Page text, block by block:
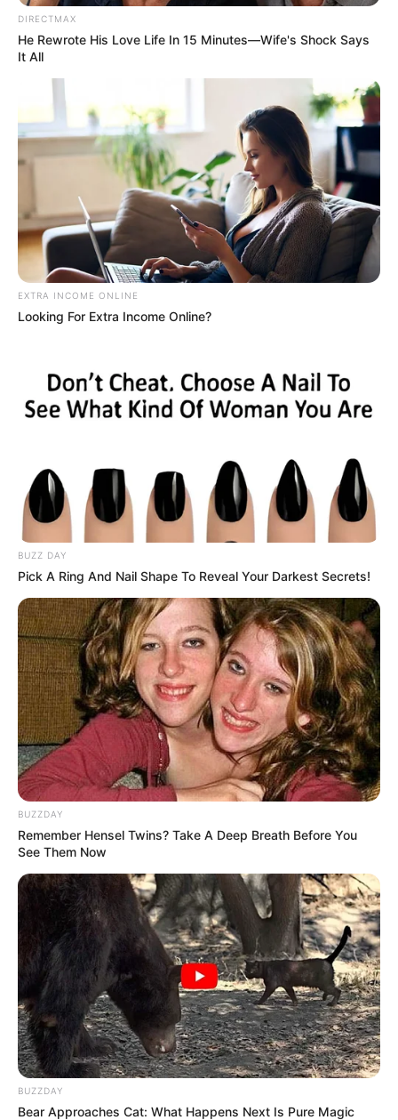
ดูดวงคนเกิดวันอาทิตย์
ดวงการงาน
งานต้องเดินทางและเหนื่อยมากในวันนี้ สิ่ง
เดียวที่จะทำให้ผ่านไปได้คือการอดทน
ดวงการเงินเงินยังไม่นิ่ง มีเรื่องต้องใช้จ่ายอยู่ตลอด เงิน
เข้ามาแล้วออกไป
คนโสด ยังคงโสด ยังไม่มีใครเข้ามาสนใจ
คนมีคู่ ให้ระวังอาจมีปัญหากันเพราะเรื่องเงิน
ดูดวงคนเกิดวันจันทร์
งาน หรือต้องขอคำแนะนำจากเพื่อนฝูงหรือสังคม
ดวงการเงินเงินที่คิดหรือที่คาดหวังไว้ จะได้ตามที่คิด หรือ
คนโสด เพื่อนแนะนำคนให้รู้จัก คนมีคู่ ช่วย
เหลือกันได้ดีในวันนี้ไม่มีปัญหา
ดูดวงคนเกิดวันอังคาร
ดวงการงานงานถึงแม้ว่าจะคิดเยอะคิดมาก หรือว่ามีการ
วางแผนงาน แต่ก็ค่อนข้างผ่านไปด้วยดี
ดวงการเงินเงินที่ไม่คิดว่าจะได้ก็ได้ เช่น เงินจากคนที่ยืม
ไปนาน หรือเงินที่ขอสินเชื่อจากธนาคาร
ดวงความรักคนโสด จะได้คนที่ไม่คิดว่าจะชอบเข้ามาจีบ
คนมีคู่ ทะเลาะกันด้วยเรื่องไม่เป็นเรื่อง แต่ก็ไม่มีปัญหา
ใหญ่โต
ดูดวงคนเกิดวันพุธ
ดวงการงานได้เริ่มงานที่ใหม่ ๆ ซึ่งถึงแม้ว่าจะดูไม่ค่อย
ลงตัว แต่ก็ยังดีกว่าที่เก่า
ดวงการเงินได้เงินเล็ก ๆ น้อย ๆ หรือได้โชคลาภก้อนเล็ก
ไม่เยอะแยะมากมาย
ดวงความรักคนโสด ชอบคน ๆ หนึ่งแต่เค้ายังไม่มีท่าที่ว่า
รับรู้ คนมีคู่ ได้เดินทางใกล้ ๆ ด้วยกัน
DIRECTMAX
He Rewrote His Love Life In 15 Minutes—Wife's Shock Says
It All
EXTRA INCOME ONLINE
Looking For Extra Income Online?
BUZZ DAY
Pick A Ring And Nail Shape To Reveal Your Darkest Secrets!
BUZZDAY
Remember Hensel Twins? Take A Deep Breath Before You
See Them Now
BUZZDAY
Bear Approaches Cat: What Happens Next Is Pure Magic